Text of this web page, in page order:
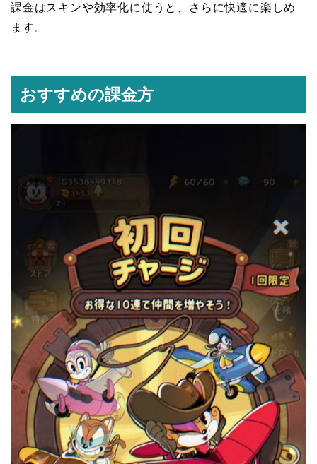
課金はスキンや効率化に使うと、さらに快適に楽しめ
ます。
おすすめの課金方